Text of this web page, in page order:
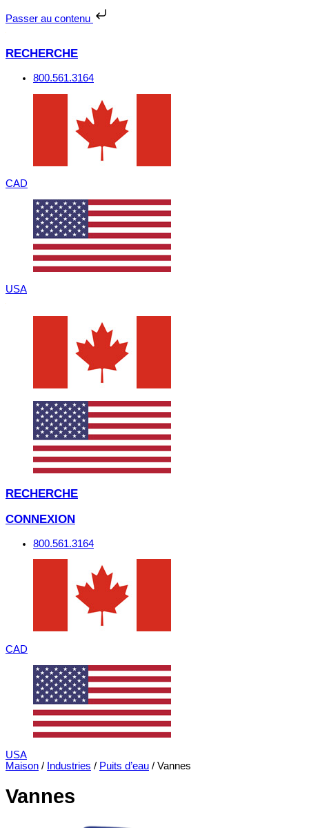
Passer au contenu
au
contenu
RECHERCHE
800.561.3164
CAD
USA
RECHERCHE
CONNEXION
800.561.3164
CAD
USA
Maison / Industries / Puits d’eau / Vannes
Vannes